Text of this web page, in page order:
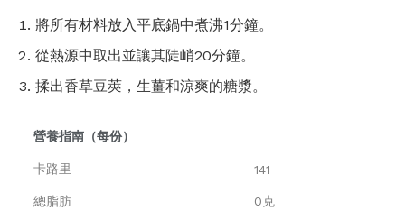
將所有材料放入平底鍋中煮沸1分鐘。
從熱源中取出並讓其陡峭20分鐘。
揉出香草豆莢，生薑和涼爽的糖漿。
營養指南（每份）
卡路里 141
總脂肪 0克